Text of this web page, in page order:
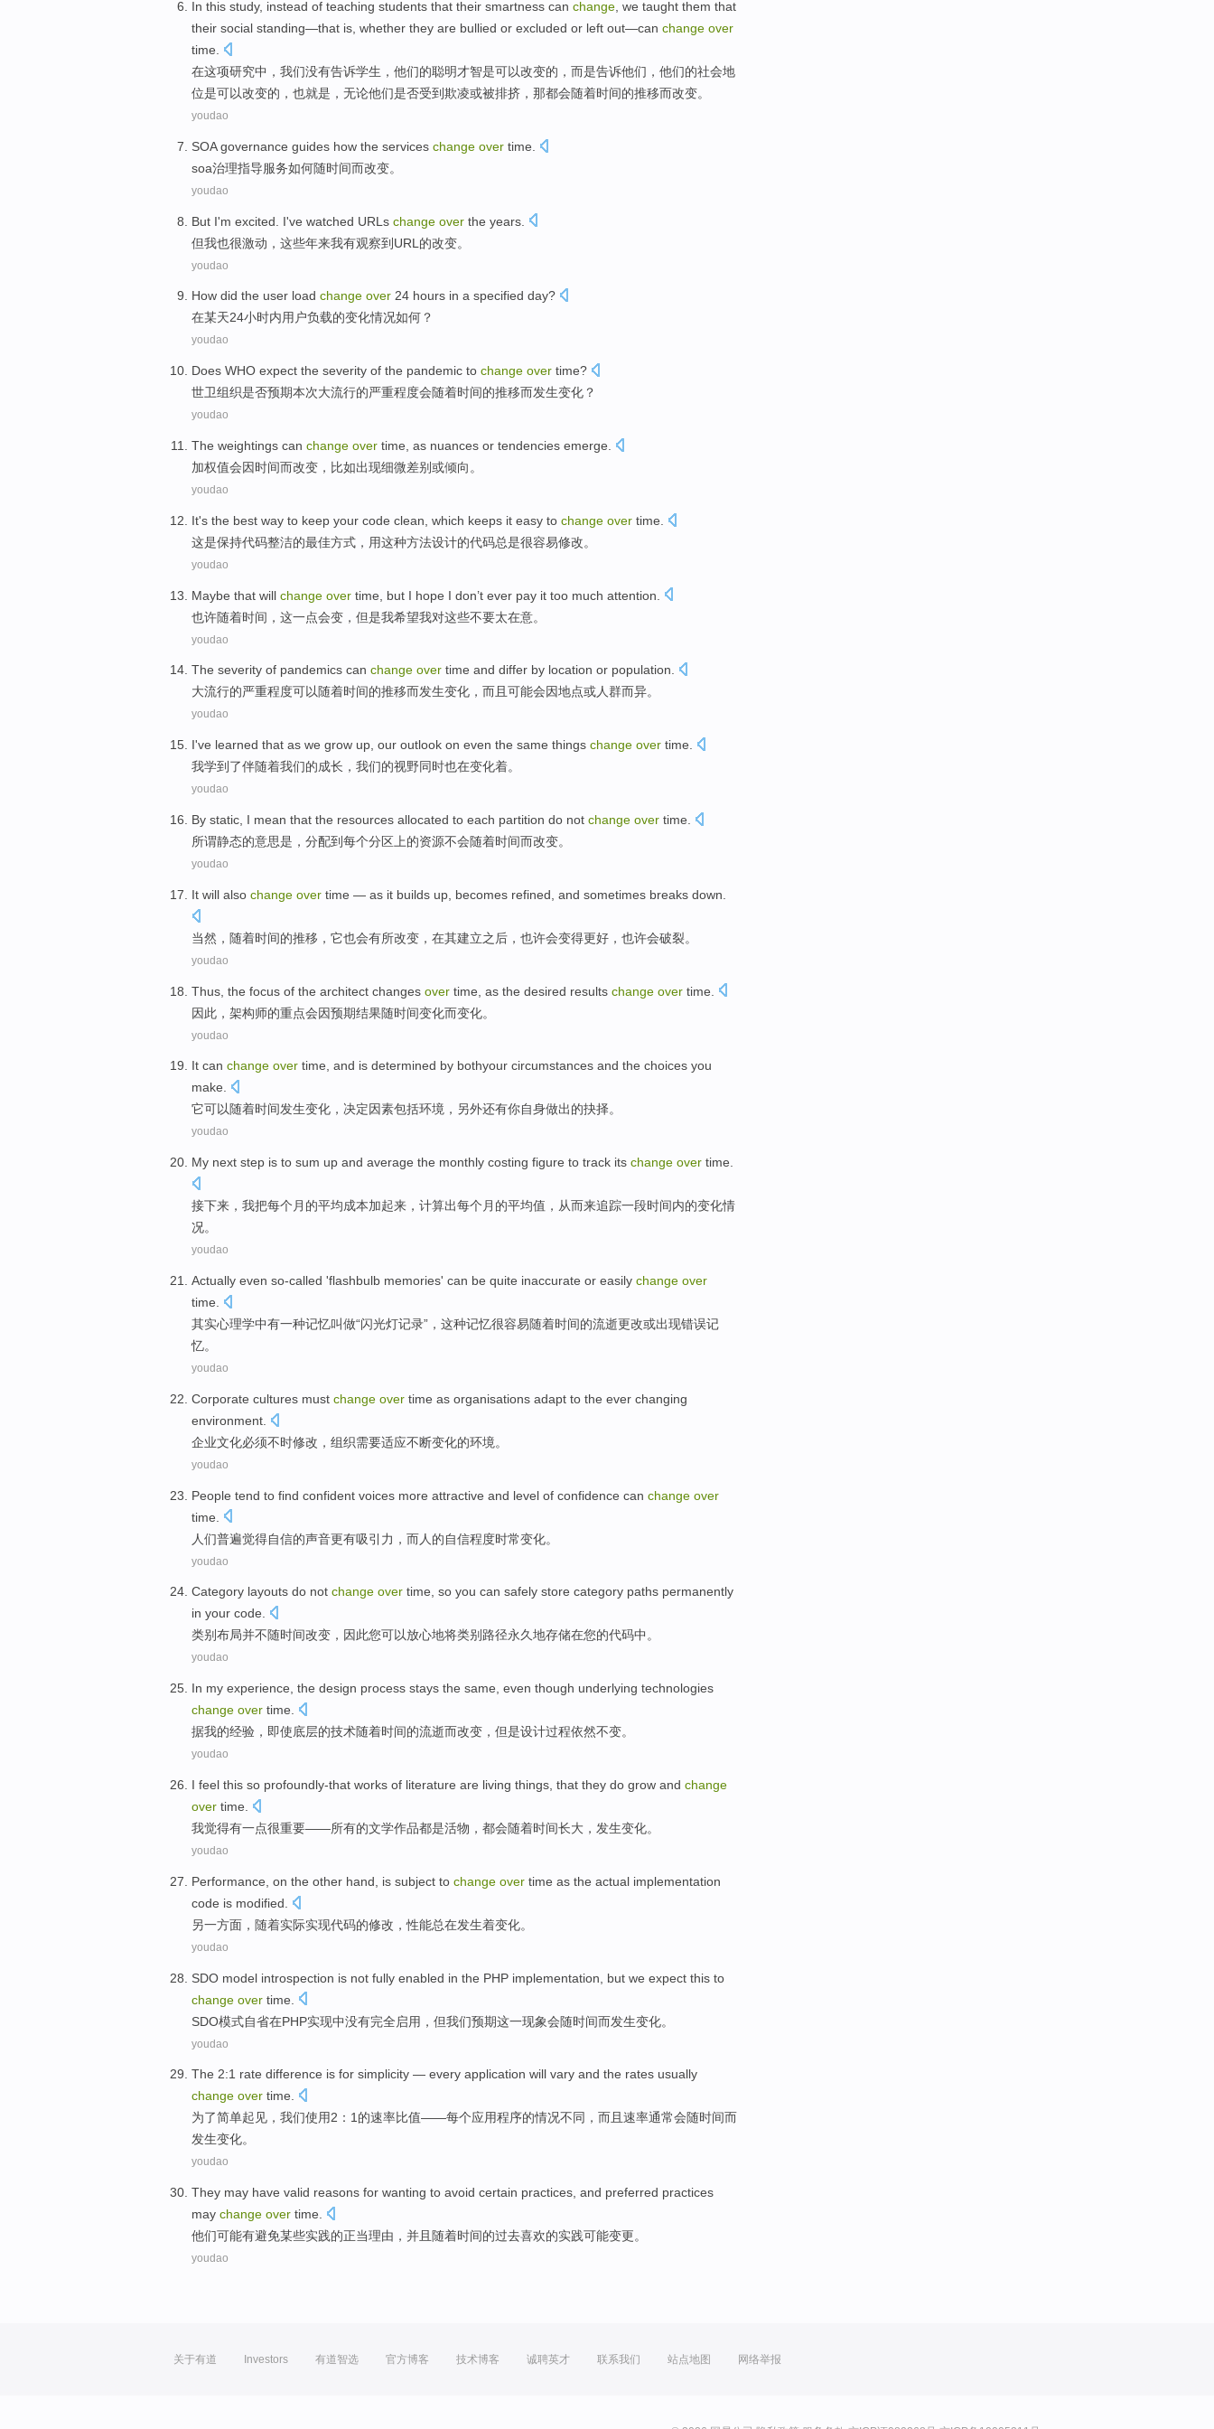
In this study, instead of teaching students that their smartness can change we taught them that
their social standing—that is whether they are bullied or excluded or left out—can change over
time
在这项研究中， 我们没有告诉学生 ， 他们的聪明才智是可以改变的， 而是告诉他们 ，他们的社会地
位是可以改变的，也就是， 无论他们是否受到欺凌或被排挤， 那都会随着时间的推移而改变。
youdao
SOA governance guides how the services change over time
soa治理指导服务如何随时间而改变。
youdao
But I'm excited I've watched URLs change over the years
但我也很激动， 这些年来我有观察到URL 的改变。
youdao
How did the user load change over 24 hours in a specified day?
在某天24小时内用户负载的变化情况如何 ？
youdao
Does WHO expect the severity of the pandemic to change over time?
世卫组织是否预期本次大流行的严重程度会随着时间的推移而发生变化 ？
youdao
The weightings can change over time as nuances or tendencies emerge
加权值会因时间而改变 ， 比如出现细微差别或倾向。
youdao
It's the best way to keep your code clean which keeps it easy to change over time
这是保持代码整洁的最佳方式 ，用这种方法设计的代码总是很容易修改。
youdao
Maybe that will change over time but I hope I don’t ever pay it too much attention
也许随着时间 ， 这一点会变 ， 但是我希望我对这些不要太在意。
youdao
The severity of pandemics can change over time and differ by location or population.
大流行的严重程度可以随着时间的推移而发生变化 ， 而且 可能会因地点或人群而异。
youdao
I've learned that as we grow up our outlook on even the same things change over time.
我学到了伴随着我们的成长 ， 我们的视野同时也在变化着。
youdao
By static I mean that the resources allocated to each partition do not change over time
所谓静态的意思是， 分配到每个分区上的资源不会随着时间而改变。
youdao
It will also change over time — as it builds up becomes refined , and sometimes breaks down
当然， 随着时间的推移， 它也会有所改变 ，在其建立之后，也许会变得更好 ，也许会破裂。
youdao
Thus the focus of the architect changes over time , as the desired results change over time
因此 ， 架构师的重点会因预期结果随时间变化而变化。
youdao
It can change over time, and is determined by bothyour circumstances and the choices you
make.
它可以随着时间发生变化 ， 决定因素包括环境 ，另外还有你自身做出的抉择。
youdao
My next step is to sum up and average the monthly costing figure to track its change over time
接下来 ， 我把每个 月 的平均成本加起来 ，计算出每个月的平均值，从而来追踪一段时间内的变化情
况。
youdao
Actually even so-called 'flashbulb memories' can be quite inaccurate or easily change over
time
其实心理学中有一种记忆叫做“闪光灯记录”，这种记忆很容易随着时间的流逝更改或出现错误记
忆。
youdao
Corporate cultures must change over time as organisations adapt to the ever changing
environment
企业文化必须不时修改 ， 组织需要适应不断变化的环境。
youdao
People tend to find confident voices more attractive and level of confidence can change over
time.
人们普遍觉得自信的声音更有吸引力 ，而人的自信程度时常变化。
youdao
Category layouts do not change over time, so you can safely store category paths permanently
in your code.
类别布局并不随时间改变 ， 因此您可以放心地将类别 路径永久地存储在您的代码中。
youdao
In my experience the design process stays the same, even though underlying technologies
change over time
据我的经验 ， 即使底层的技术随着时间的流逝而改变 ，但是设计过程依然不变。
youdao
I feel this so profoundly-that works of literature are living things, that they do grow and change
over time
我觉得有一点很重要——所有的文学作品都是活物 ，都会随着时间长大 ， 发生变化。
youdao
Performance , on the other hand, is subject to change over time as the actual implementation
code is modified
另一方面 ，随着实际实现代码的修改 ，性能总在发生着变化。
youdao
SDO model introspection is not fully enabled in the PHP implementation but we expect this to
change over time
SDO模式自省在PHP实现中没有完全启用 ， 但我们预期这一现象会随时间而发生变化。
youdao
The 2:1 rate difference is for simplicity — every application will vary and the rates usually
change over time.
为了简单起见 ，我们使用2：1的速率比值——每个应用程序的情况不同 ， 而且 速率通常会随时间而
发生变化。
youdao
They may have valid reasons for wanting to avoid certain practices and preferred practices
may change over time
他们可能有避免某些实践的正当理由 ， 并且 随着时间的过去喜欢的实践可能变更。
youdao
关于有道 Investors 有道智选 官方博客 技术博客 诚聘英才 联系我们 站点地图 网络举报